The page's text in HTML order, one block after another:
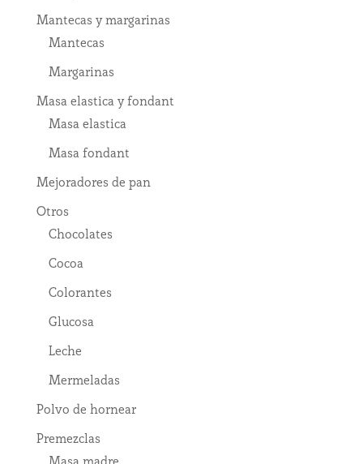
Mantecas y margarinas
Mantecas
Margarinas
Masa elastica y fondant
Masa elastica
Masa fondant
Mejoradores de pan
Otros
Chocolates
Cocoa
Colorantes
Glucosa
Leche
Mermeladas
Polvo de hornear
Premezclas